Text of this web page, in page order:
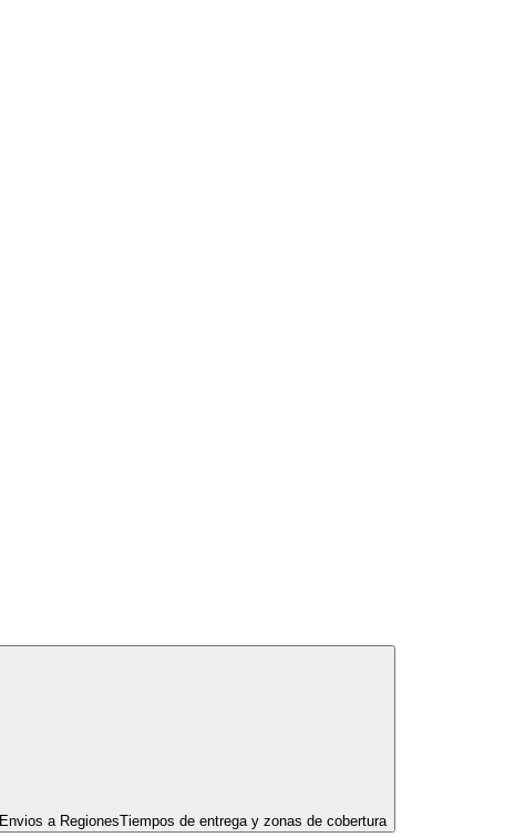
Envios a RegionesTiempos de entrega y zonas de cobertura